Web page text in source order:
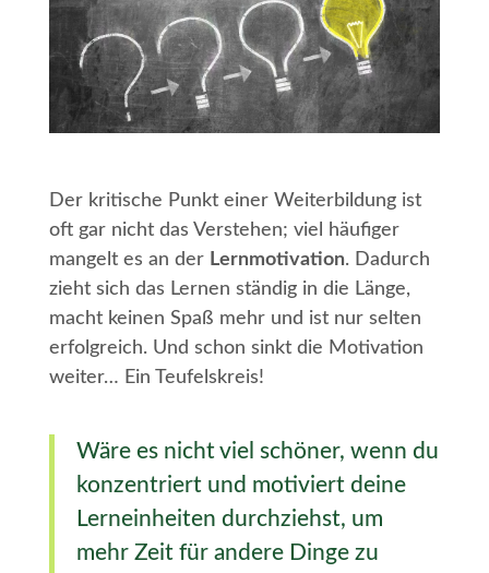
Der kritische Punkt einer Weiterbildung ist
oft gar nicht das Verstehen; viel häufiger
mangelt es an der Lernmotivation. Dadurch
zieht sich das Lernen ständig in die Länge,
macht keinen Spaß mehr und ist nur selten
erfolgreich. Und schon sinkt die Motivation
weiter… Ein Teufelskreis!
Wäre es nicht viel schöner, wenn du
konzentriert und motiviert deine
Lerneinheiten durchziehst, um
mehr Zeit für andere Dinge zu